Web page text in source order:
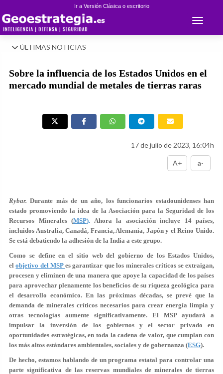
Ir a Versión Clásica o escritorio
Toggle
ÚLTIMAS NOTICIAS
Sobre la influencia de los Estados Unidos en el
mercado mundial de metales de tierras raras
17 de julio de 2023, 16:04h
A+ a-
Rybar.Durante más de un año, los funcionarios estadounidenses han
estado promoviendo la idea de la Asociación para la Seguridad de los
Recursos Minerales (MSP). Ahora la asociación incluye 14 países,
incluidos Australia, Canadá, Francia, Alemania, Japón y el Reino Unido.
Se está debatiendo la adhesión de la India a este grupo.
Como se define en el sitio web del gobierno de los Estados Unidos,
elobjetivo del MSP es garantizar que los minerales críticos se extraigan,
procesen y eliminen de una manera que apoye la capacidad de los países
para aprovechar plenamente los beneficios de su riqueza geológica para
el desarrollo económico. En las próximas décadas, se prevé que la
demanda de minerales críticos necesarios para crear energía limpia y
otras tecnologías aumente significativamente. El MSP ayudará a
impulsar la inversión de los gobiernos y el sector privado en
oportunidades estratégicas, en toda la cadena de valor, que cumplan con
los más altos estándares ambientales, sociales y de gobernanza (ESG).
De hecho, estamos hablando de un programa estatal para controlar una
parte significativa de las reservas mundiales de minerales de tierras